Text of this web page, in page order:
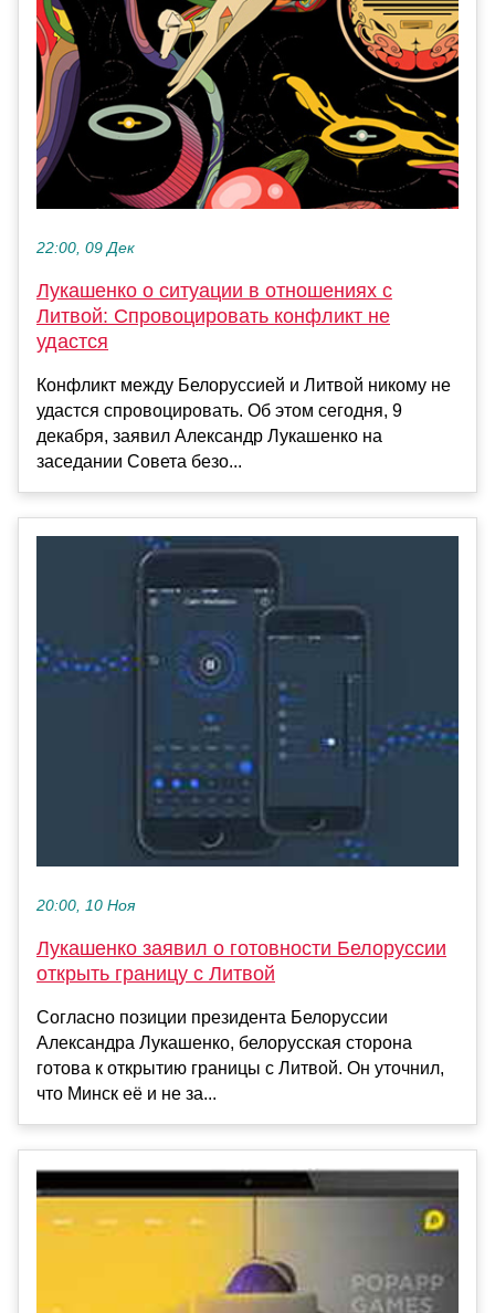
22:00, 09 Дек
Лукашенко о ситуации в отношениях с
Литвой: Спровоцировать конфликт не
удастся
Конфликт между Белоруссией и Литвой никому не
удастся спровоцировать. Об этом сегодня, 9
декабря, заявил Александр Лукашенко на
заседании Совета безо...
20:00, 10 Ноя
Лукашенко заявил о готовности Белоруссии
открыть границу с Литвой
Согласно позиции президента Белоруссии
Александра Лукашенко, белорусская сторона
готова к открытию границы с Литвой. Он уточнил,
что Минск её и не за...